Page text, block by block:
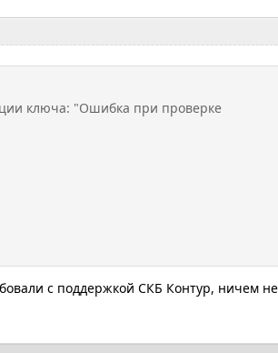
ключа: "Ошибка при проверке
с поддержкой СКБ Контур, ничем не